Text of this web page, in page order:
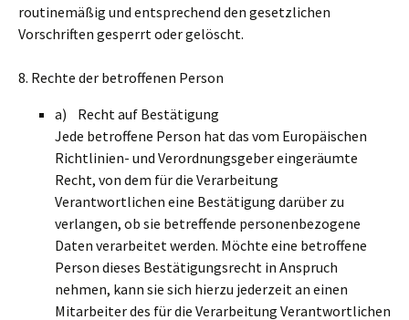
routinemäßig und entsprechend den gesetzlichen
Vorschriften gesperrt oder gelöscht.
8. Rechte der betroffenen Person
a) Recht auf Bestätigung
Jede betroffene Person hat das vom Europäischen
Richtlinien- und Verordnungsgeber eingeräumte
Recht, von dem für die Verarbeitung
Verantwortlichen eine Bestätigung darüber zu
verlangen, ob sie betreffende personenbezogene
Daten verarbeitet werden. Möchte eine betroffene
Person dieses Bestätigungsrecht in Anspruch
nehmen, kann sie sich hierzu jederzeit an einen
Mitarbeiter des für die Verarbeitung Verantwortlichen